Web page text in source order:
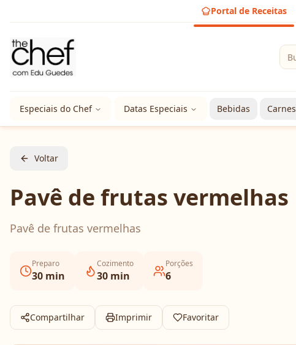
Portal de Receitas
Especiais do Chef Datas Especiais Bebidas Carnes
Voltar
Pavê de frutas vermelhas
Pavê de frutas vermelhas
Preparo
30 min
Cozimento
30 min
Porções
6
Compartilhar Imprimir Favoritar